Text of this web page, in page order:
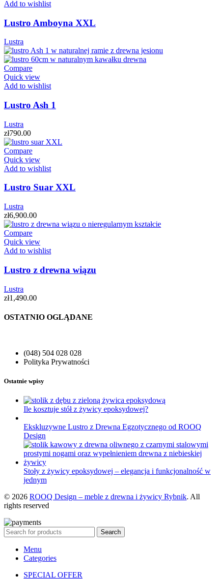
Add to wishlist
Lustro Amboyna XXL
Lustra
Compare
Quick view
Add to wishlist
Lustro Ash 1
Lustra
zł790.00
Compare
Quick view
Add to wishlist
Lustro Suar XXL
Lustra
zł6,900.00
Compare
Quick view
Add to wishlist
Lustro z drewna wiązu
Lustra
zł1,490.00
OSTATNIO OGLĄDANE
(048) 504 028 028
Polityka Prywatności
Ostatnie wpisy
Ile kosztuje stół z żywicy epoksydowej?
Ekskluzywne Lustro z Drewna Egzotycznego od ROOQ
Design
Stoły z żywicy epoksydowej – elegancja i funkcjonalność w
jednym
© 2026 ROOQ Design – meble z drewna i żywicy Rybnik. All
rights reserved
Search
Menu
Categories
SPECIAL OFFER